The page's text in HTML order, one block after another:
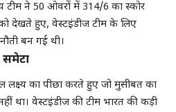
टीम ने 50 ओवरों में 314/6 का स्कोर
देखते हुए, वेस्टइंडीज टीम के लिए
बन गई थी।
समेटा
लक्ष्य का पीछा करते हुए जो मुसीबत का
था। वेस्टइंडीज की टीम भारत की कड़ी